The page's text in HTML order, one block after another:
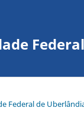
Federal de